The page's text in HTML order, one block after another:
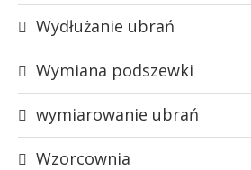
Wydłużanie ubrań
Wymiana podszewki
wymiarowanie ubrań
Wzorcownia